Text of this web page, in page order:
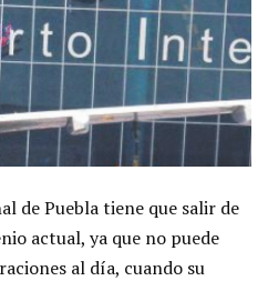
de Puebla tiene que salir de
actual, ya que no puede
al día, cuando su